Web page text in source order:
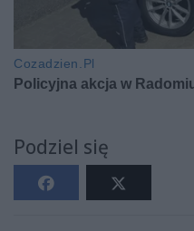
Podziel się